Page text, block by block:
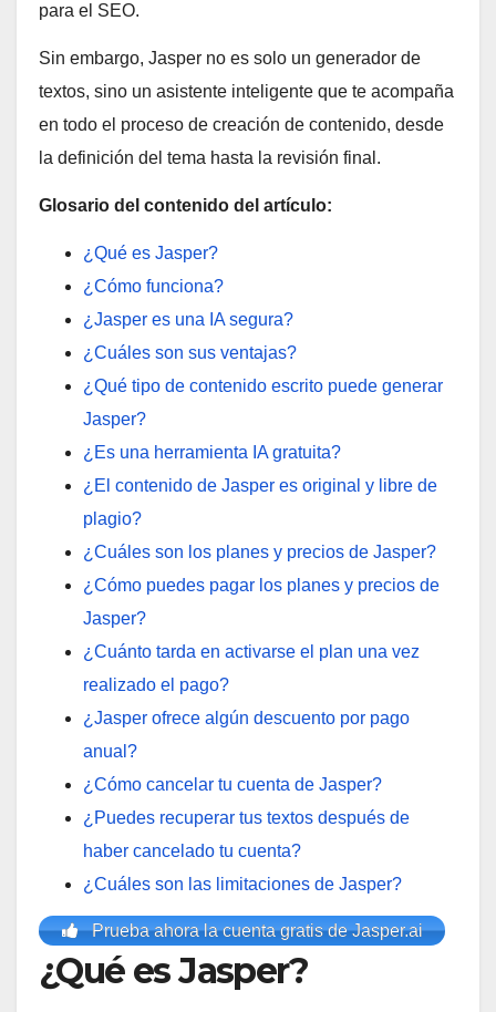
para el SEO.
Sin embargo, Jasper no es solo un generador de
textos, sino un asistente inteligente que te acompaña
en todo el proceso de creación de contenido, desde
la definición del tema hasta la revisión final.
Glosario del contenido del artículo:
¿Qué es Jasper?
¿Cómo funciona?
¿Jasper es una IA segura?
¿Cuáles son sus ventajas?
¿Qué tipo de contenido escrito puede generar
Jasper?
¿Es una herramienta IA gratuita?
¿El contenido de Jasper es original y libre de
plagio?
¿Cuáles son los planes y precios de Jasper?
¿Cómo puedes pagar los planes y precios de
Jasper?
¿Cuánto tarda en activarse el plan una vez
realizado el pago?
¿Jasper ofrece algún descuento por pago
anual?
¿Cómo cancelar tu cuenta de Jasper?
¿Puedes recuperar tus textos después de
haber cancelado tu cuenta?
¿Cuáles son las limitaciones de Jasper?
Prueba ahora la cuenta gratis de Jasper.ai
¿Qué es Jasper?